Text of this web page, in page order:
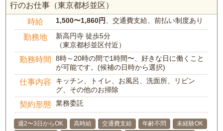
行のお仕事（東京都杉並区）
時給 1,500〜1,860円 、交通費支給、前払い制度あり
勤務地
新高円寺 徒歩5分
（東京都杉並区付近）
勤務時間
8時～20時の間で1時間〜、好きな日に働くこと
が可能です。(候補の日時から選択)
仕事内容
キッチン、トイレ、お風呂、洗面所、リビン
グ、その他のお掃除
契約形態 業務委託
週2〜3日からOK 高時給 交通費支給 年齢不問
未経験OK